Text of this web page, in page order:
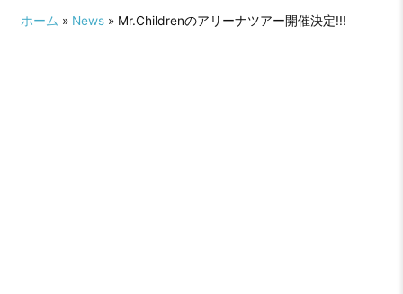
ホーム » News» Mr.Childrenのアリーナツアー開催決定!!!